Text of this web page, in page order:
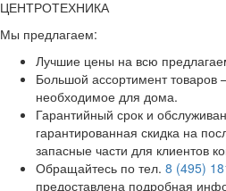
ЦЕНТРОТЕХНИКА
Мы предлагаем:
Лучшие цены на всю
Большой ассортимент товаров
необходимое для дома.
Гарантийный срок и
гарантированная скидка на
запасные части для клиентов
Обращайтесь по тел. 8 (495)
предоставлена подробная